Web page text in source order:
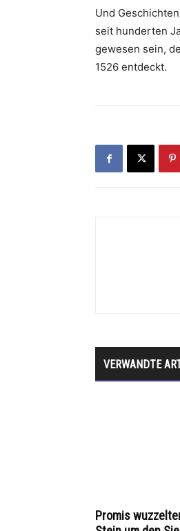
Und
seit hunderten
gewesen sein,
1526 entdeckt.
VERWANDTE
Promis